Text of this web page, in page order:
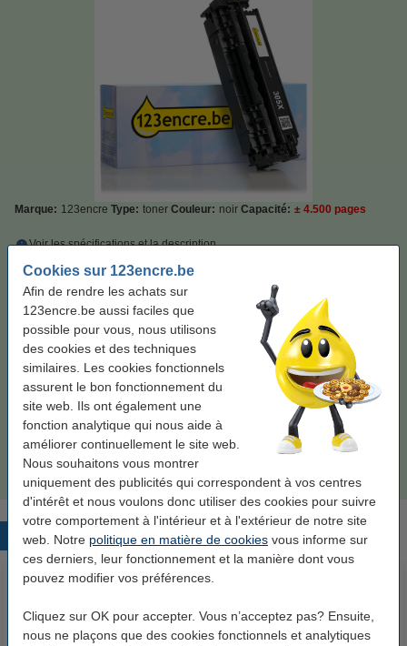
Cookies sur 123encre.be
Afin de rendre les achats sur
123encre.be aussi faciles que
possible pour vous, nous utilisons
des cookies et des techniques
similaires. Les cookies fonctionnels
assurent le bon fonctionnement du
site web. Ils ont également une
fonction analytique qui nous aide à
améliorer continuellement le site web.
Nous souhaitons vous montrer
uniquement des publicités qui correspondent à vos centres
d'intérêt et nous voulons donc utiliser des cookies pour suivre
votre comportement à l'intérieur et à l'extérieur de notre site
web. Notre politique en matière de cookies vous informe sur
ces derniers, leur fonctionnement et la manière dont vous
pouvez modifier vos préférences.
Cliquez sur OK pour accepter. Vous n’acceptez pas? Ensuite,
nous ne plaçons que des cookies fonctionnels et analytiques
Marque: 123encre Type: toner Couleur: noir Capacité: ± 4.500 pages
Voir les spécifications et la description
Par page 0,016 €
72,50 € Commander
Bon plan : commandez également
123encre papier d'impression 1 boîte de 2500
feuilles A4 - 80 g/m²
33,50 €
Produits populaires